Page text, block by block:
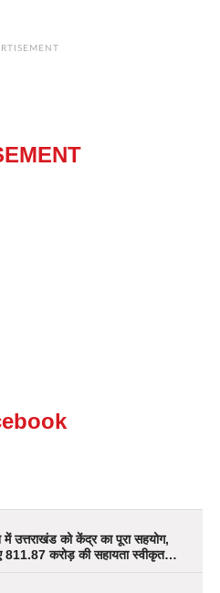
उत्तराखंड को केंद्र का पूरा सहयोग,
811.87 करोड़ की सहायता स्वीकृत…